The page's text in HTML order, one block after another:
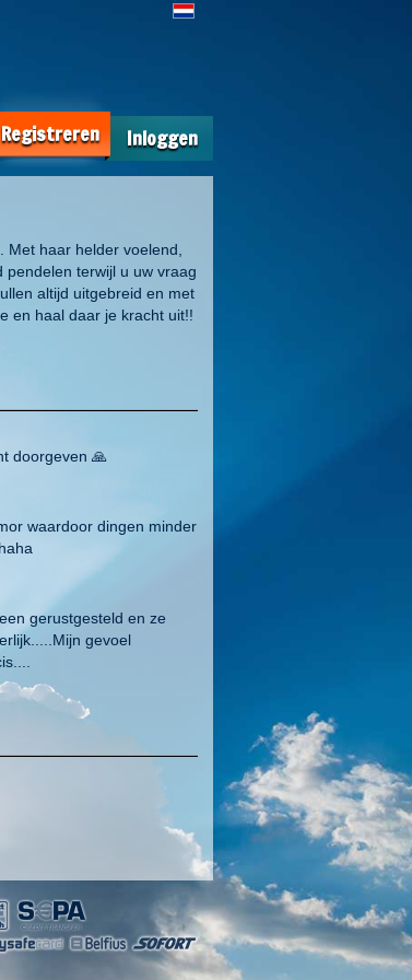
Registreren Inloggen
haar helder voelend,
terwijl u uw vraag
altijd uitgebreid en met
en haal daar je kracht uit!!
doorgeven 🙏
waardoor dingen minder
gerustgesteld en ze
gevoel
en snel typen,heel veel
kiest voor deze geweldige